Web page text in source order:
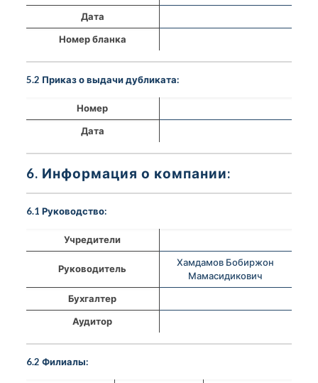
Дата
Номер бланка
5.2 Приказ о выдачи дубликата:
Номер
Дата
6. Информация о компании:
6.1 Руководство:
Учредители
Руководитель
Хамдамов Бобиржон
Мамасидикович
Бухгалтер
Аудитор
6.2 Филиалы: